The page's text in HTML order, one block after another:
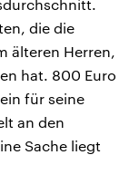
die die
älteren Herren,
hat. 800 Euro
für seine
an den
Sache liegt